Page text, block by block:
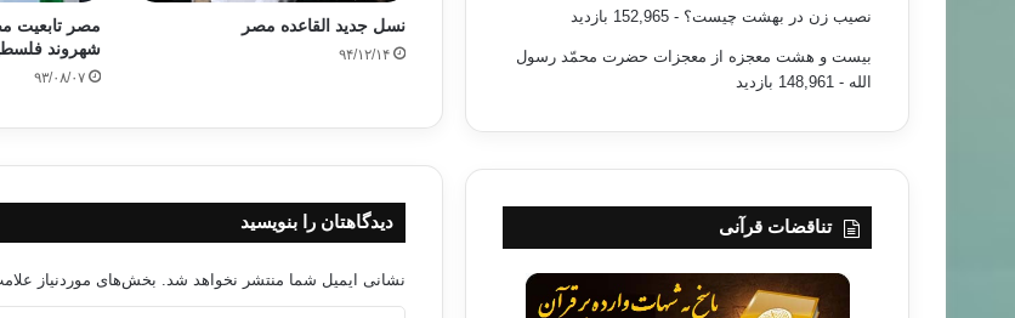
نسل جدید القاعده مصر
۹۴/۱۲/۱۴
شهروند
۹۳/۰۸/۰۷
دیدگاهتان را بنویسید
نشانی ایمیل شما منتشر نخواهد شد. بخش‌های موردنیاز
نصیب زن در بهشت چیست؟ - 152,965 بازدید
بیست و هشت معجزه از معجزات حضرت محمّد رسول
الله - 148,961 بازدید
تناقضات قرآنی